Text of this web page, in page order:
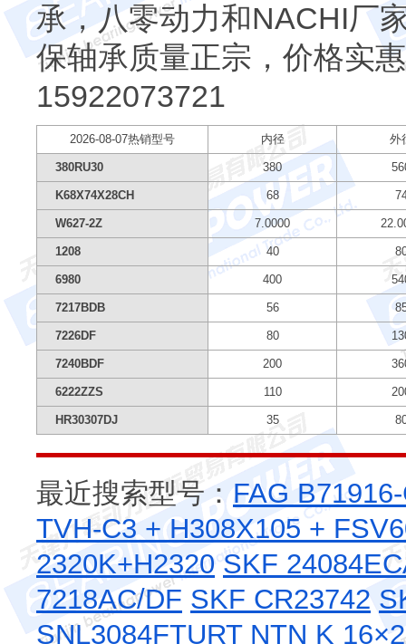
承，八零动力和NACHI厂
保轴承质量正宗，价格实
15922073721
2026-08-07热销型号 内径 外
380RU30 380
K68X74X28CH 68
W627-2Z 7.0000
1208 40
6980 400
7217BDB 56
7226DF 80
7240BDF 200
6222ZZS 110
HR30307DJ 35
最近搜索型号： FAG
TVH-C3 + H308X105 +
2320K+H2320 SKF
7218AC/DF SKF CR23742
SNL3084FTURT NTN K